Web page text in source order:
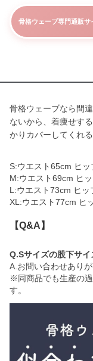
骨格ウェーブ専門通販
骨格ウェーブなら間
ないから、着痩せす
かりカバーしてくれる
S:ウエスト65cm ヒ
M:ウエスト69cm ヒ
L:ウエスト73cm ヒ
XL:ウエスト77cm ヒ
【Q&A】
Q.Sサイズの股下サイ
A.お問い合わせあり
※同商品でも生産の